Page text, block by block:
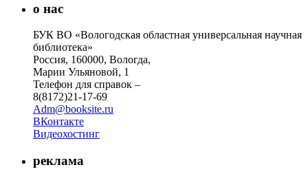
о нас
БУК ВО «Вологодская областная универсальная научная
библиотека»
Россия, 160000, Вологда,
Марии Ульяновой, 1
Телефон для справок –
8(8172)21-17-69
Adm@booksite.ru
ВКонтакте
Видеохостинг
реклама